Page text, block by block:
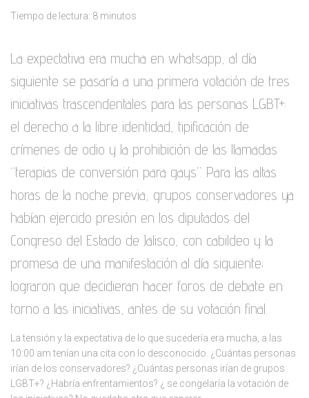
Tiempo de lectura: 8 minutos
La expectativa era mucha en whatsapp, al día
siguiente se pasaría a una primera votación de tres
iniciativas trascendentales para las personas LGBT+:
el derecho a la libre identidad, tipificación de
crímenes de odio y la prohibición de las llamadas
“terapias de conversión para gays”. Para las altas
horas de la noche previa, grupos conservadores ya
habían ejercido presión en los diputados del
Congreso del Estado de Jalisco, con cabildeo y la
promesa de una manifestación al día siguiente;
lograron que decidieran hacer foros de debate en
torno a las iniciativas, antes de su votación final.
La tensión y la expectativa de lo que sucedería era mucha, a las
10:00 am tenían una cita con lo desconocido. ¿Cuántas personas
irían de los conservadores? ¿Cuántas personas irían de grupos
LGBT+? ¿Habría enfrentamientos? ¿ se congelaría la votación de